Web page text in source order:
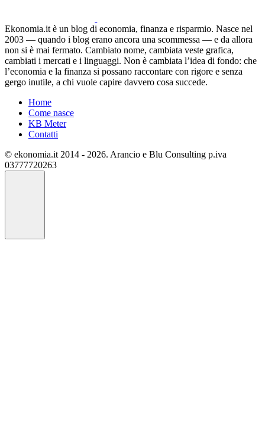
Ekonomia.it è un blog di economia, finanza e risparmio. Nasce nel
2003 — quando i blog erano ancora una scommessa — e da allora
non si è mai fermato. Cambiato nome, cambiata veste grafica,
cambiati i mercati e i linguaggi. Non è cambiata l’idea di fondo: che
l’economia e la finanza si possano raccontare con rigore e senza
gergo inutile, a chi vuole capire davvero cosa succede.
Home
Come nasce
KB Meter
Contatti
© ekonomia.it 2014 - 2026. Arancio e Blu Consulting p.iva
03777720263